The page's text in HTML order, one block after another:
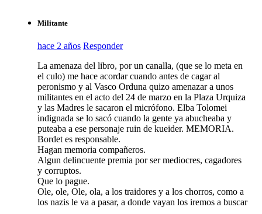
Militante
hace 2 años Responder
La amenaza del libro, por un canalla, (que se lo meta en
el culo) me hace acordar cuando antes de cagar al
peronismo y al Vasco Orduna quizo amenazar a unos
militantes en el acto del 24 de marzo en la Plaza Urquiza
y las Madres le sacaron el micrófono. Elba Tolomei
indignada se lo sacó cuando la gente ya abucheaba y
puteaba a ese personaje ruin de kueider. MEMORIA.
Bordet es responsable.
Hagan memoria compañeros.
Algun delincuente premia por ser mediocres, cagadores
y corruptos.
Que lo pague.
Ole, ole, Ole, ola, a los traidores y a los chorros, como a
los nazis le va a pasar, a donde vayan los iremos a buscar